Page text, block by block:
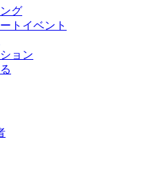
グ
トイベント
ョン